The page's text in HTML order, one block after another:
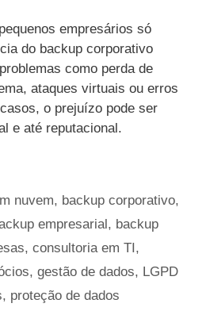
empresários só
do backup corporativo
como perda de
ataques virtuais ou erros
o prejuízo pode ser
e até reputacional.
nuvem, backup corporativo,
empresarial , backup
, consultoria em TI ,
, gestão de dados, LGPD
, proteção de dados